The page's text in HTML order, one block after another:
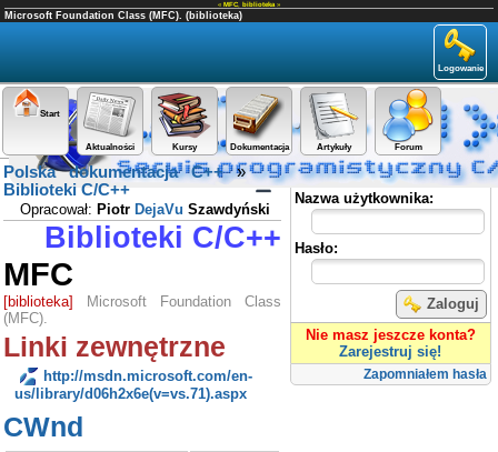
« MFC biblioteka »
Microsoft Foundation Class (MFC). (biblioteka)
Logowanie
Start
Aktualności Kursy Dokumentacja Artykuły Forum
Panel użytkownika
Nazwa użytkownika:
Hasło:
Zaloguj
Nie masz jeszcze konta?
Zarejestruj się!
Zapomniałem hasła
Polska dokumentacja C++»
Biblioteki C/C++
Opracował: Piotr DejaVu Szawdyński
Biblioteki C/C++
MFC
[biblioteka]
Microsoft Foundation Class
(MFC).
Linki zewnętrzne
http://msdn.microsoft.com/en-
us/library/d06h2x6e(v=vs.71).aspx
CWnd